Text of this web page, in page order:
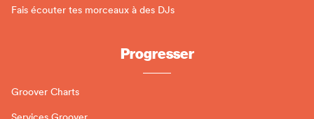
Fais écouter tes morceaux à des DJs
Progresser
Groover Charts
Services Groover